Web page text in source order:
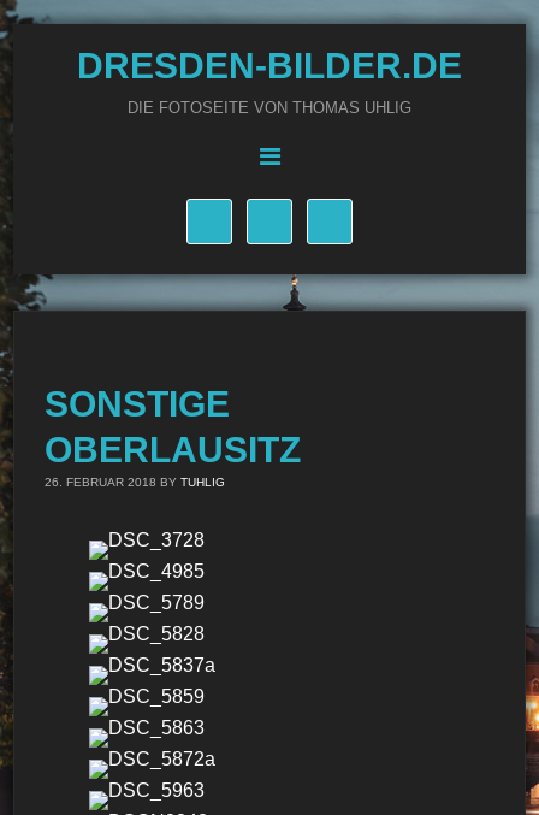
DRESDEN-BILDER.DE
DIE FOTOSEITE VON THOMAS UHLIG
SONSTIGE
OBERLAUSITZ
26. FEBRUAR 2018 BYTUHLIG